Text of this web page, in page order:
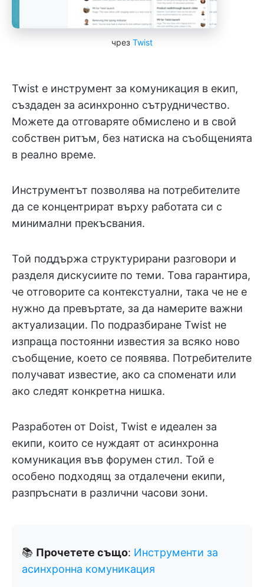
чрез Twist
Twist е инструмент за комуникация в екип,
създаден за асинхронно сътрудничество.
Можете да отговаряте обмислено и в свой
собствен ритъм, без натиска на съобщенията
в реално време.
Инструментът позволява на потребителите
да се концентрират върху работата си с
минимални прекъсвания.
Той поддържа структурирани разговори и
разделя дискусиите по теми. Това гарантира,
че отговорите са контекстуални, така че не е
нужно да превъртате, за да намерите важни
актуализации. По подразбиране Twist не
изпраща постоянни известия за всяко ново
съобщение, което се появява. Потребителите
получават известие, ако са споменати или
ако следят конкретна нишка.
Разработен от Doist, Twist е идеален за
екипи, които се нуждаят от асинхронна
комуникация във форумен стил. Той е
особено подходящ за отдалечени екипи,
разпръснати в различни часови зони.
📚 Прочетете също: Инструменти за
асинхронна комуникация